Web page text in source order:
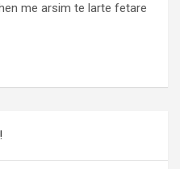
me arsim te larte fetare